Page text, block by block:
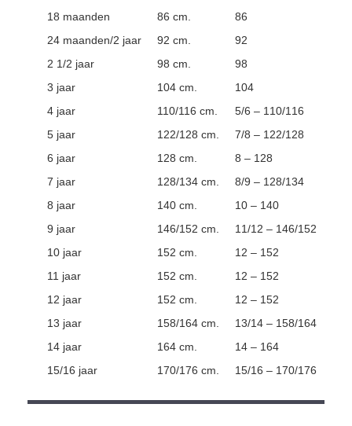
18 maanden 86 cm.
86
24 maanden/2 jaar
92 cm.
92
2 1/2 jaar
98 cm.
98
3 jaar
104 cm.
104
4 jaar
110/116 cm.
5/6 – 110/116
5 jaar
122/128 cm.
7/8 – 122/128
6 jaar
128 cm.
8 – 128
7 jaar
128/134 cm.
8/9 – 128/134
8 jaar
140 cm.
10 – 140
9 jaar
146/152 cm.
11/12 – 146/152
10 jaar
152 cm.
12 – 152
11 jaar
152 cm.
12 – 152
12 jaar
152 cm.
12 – 152
13 jaar
158/164 cm.
13/14 – 158/164
14 jaar
164 cm.
14 – 164
15/16 jaar
170/176 cm. 15/16 – 170/176